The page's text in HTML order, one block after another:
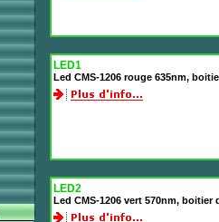
LED1
Led CMS-1206 rouge 635nm,
LED2
Led CMS-1206 vert 570nm, boitier